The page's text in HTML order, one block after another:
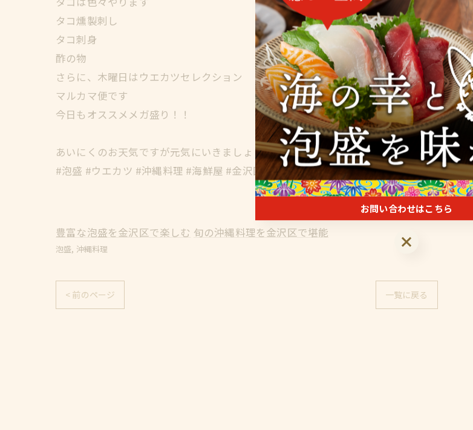
タコ燻製刺し
タコ刺身
酢の物
さらに、木曜日はウエカツセレクション
マルカマ便です
今日もオススメメガ盛り！！
あいにくのお天気ですが元気にいきましょう
#泡盛 #ウエカツ #沖縄料理 #海鮮屋 #金沢区グルメ
豊富な泡盛を金沢区で楽しむ 旬の沖縄料理を金沢区で堪能
泡盛 沖縄料理
< 前のページ 一覧に戻る
お問い合わせはこちら
お問い合わせはこちら